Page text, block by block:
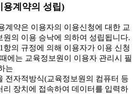
용계약의 성립)
계약은 이용자의 이용신청에 대한 교
원의 이용 승낙에 의하여 성립됩니다.
의 규정에 의해 이용자가 이용 신청
에는 교육정보원이 이용자 관리시 필
는
전자적방식(교육정보원의 컴퓨터 등
리 장치에 접속하여 데이터를 입력하